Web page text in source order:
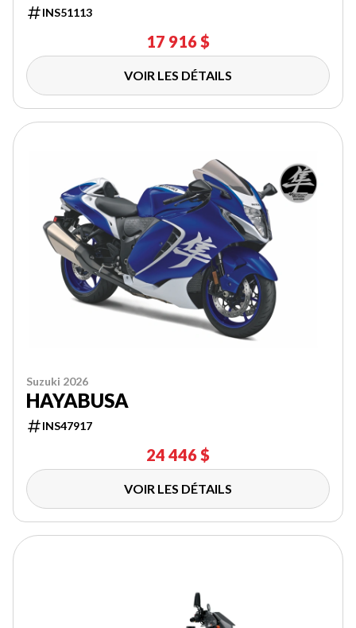
INS51113
17 916 $
VOIR LES DÉTAILS
Suzuki 2026
HAYABUSA
INS47917
24 446 $
VOIR LES DÉTAILS